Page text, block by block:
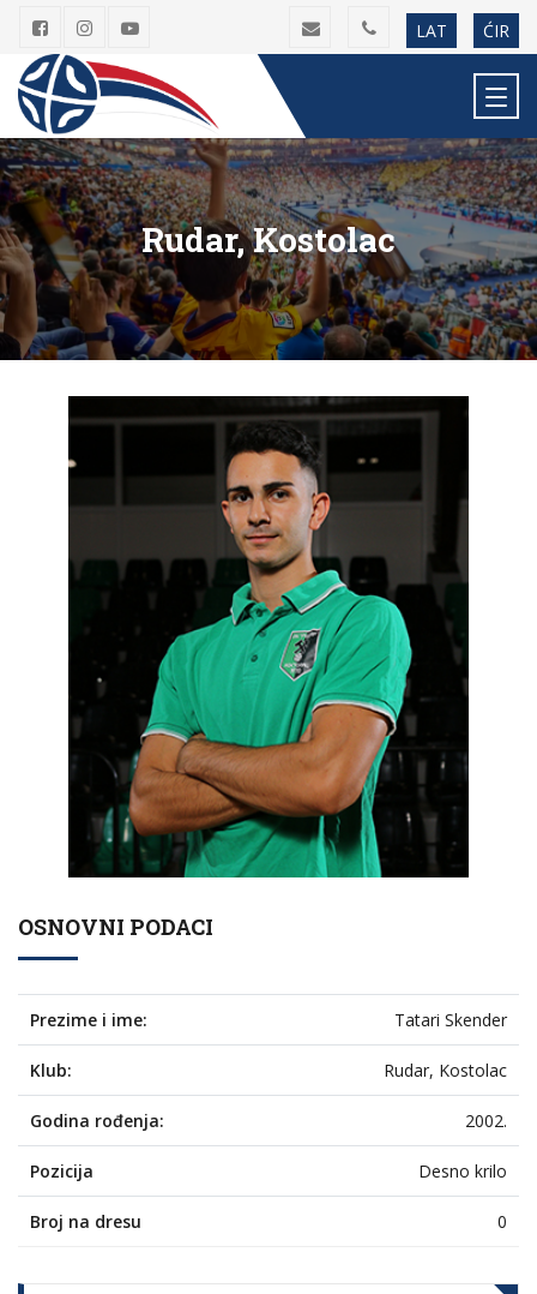
LAT ĆIR
Rudar, Kostolac
OSNOVNI PODACI
Prezime i ime: Tatari Skender
Klub: Rudar, Kostolac
Godina rođenja: 2002.
Pozicija Desno krilo
Broj na dresu 0